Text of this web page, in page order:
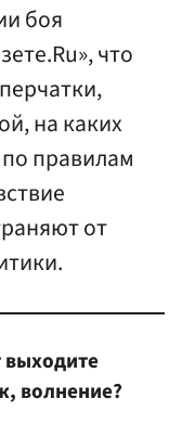
боя
что
на каких
правилам
от
выходите
волнение?